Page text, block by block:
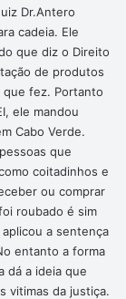
Dr.Antero
cadeia. Ele
que diz o Direito
de produtos
que fez. Portanto
ele mandou
Cabo Verde.
que
coitadinhos e
ou comprar
roubado é sim
a sentença
entanto a forma
dá a ideia que
vitimas da justiça.